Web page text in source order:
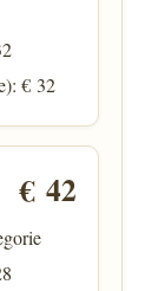
€ 32
€ 42